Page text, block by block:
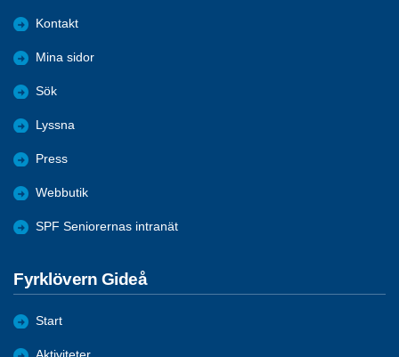
Kontakt
Mina sidor
Sök
Lyssna
Press
Webbutik
SPF Seniorernas intranät
Fyrklövern Gideå
Start